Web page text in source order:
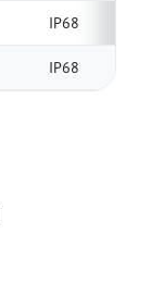
IP68
IP68